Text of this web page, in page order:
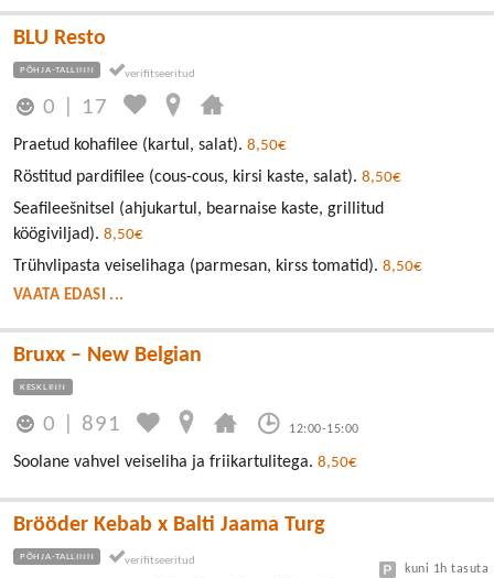
BLU Resto
PÕHJA-TALLINN
0 17
Praetud kohafilee (kartul, salat). 8,50€
Röstitud pardifilee (cous-cous, kirsi kaste, salat). 8,50€
Seafileešnitsel (ahjukartul, bearnaise kaste, grillitud
köögiviljad). 8,50€
Trühvlipasta veiselihaga (parmesan, kirss tomatid). 8,50€
VAATA EDASI ...
Bruxx – New Belgian
KESKLINN
0 891 12:00-15:00
Soolane vahvel veiseliha ja friikartulitega. 8,50€
Brööder Kebab x Balti Jaama Turg
PÕHJA-TALLINN
kuni 1h tasuta